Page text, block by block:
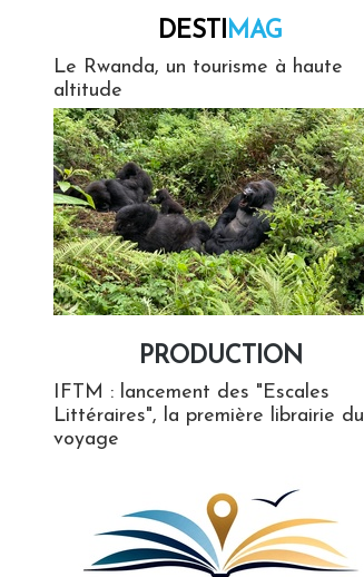
DESTIMAG
Le Rwanda, un tourisme à haute
altitude
PRODUCTION
IFTM : lancement des "Escales
Littéraires", la première librairie du
voyage